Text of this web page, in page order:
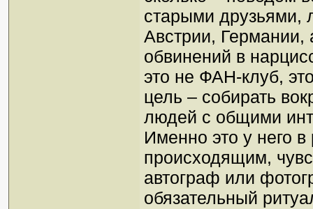
старыми друзьями,
Австрии, Германии,
обвинений в
это не ФАН-клуб,
цель – собирать
людей с общими
Именно это у него
происходящим,
автограф или
обязательный